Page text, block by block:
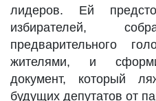
лидеров. Ей
избирателей,
предварительного
жителями, и
документ, который
будущих депутатов от